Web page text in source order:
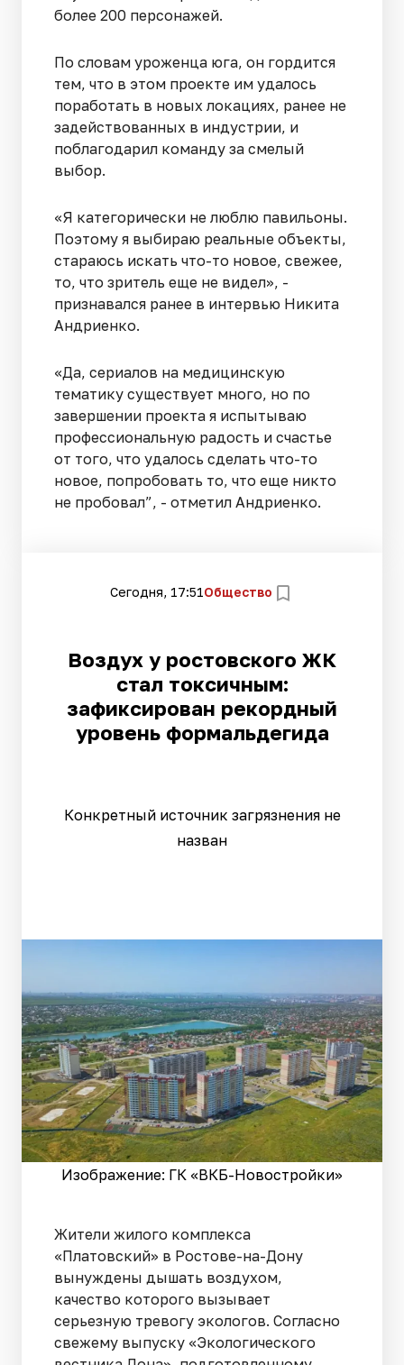
более 200 персонажей.
По словам уроженца юга, он гордится
тем, что в этом проекте им удалось
поработать в новых локациях, ранее не
задействованных в индустрии, и
поблагодарил команду за смелый
выбор.
«Я категорически не люблю павильоны.
Поэтому я выбираю реальные объекты,
стараюсь искать что-то новое, свежее,
то, что зритель еще не видел», -
признавался ранее в интервью Никита
Андриенко.
«Да, сериалов на медицинскую
тематику существует много, но по
завершении проекта я испытываю
профессиональную радость и счастье
от того, что удалось сделать что-то
новое, попробовать то, что еще никто
не пробовал”, - отметил Андриенко.
Сегодня, 17:51Общество
Воздух у ростовского ЖК
стал токсичным:
зафиксирован рекордный
уровень формальдегида
Конкретный источник загрязнения не
назван
Изображение: ГК «ВКБ-Новостройки»
Жители жилого комплекса
«Платовский» в Ростове-на-Дону
вынуждены дышать воздухом,
качество которого вызывает
серьезную тревогу экологов. Согласно
свежему выпуску «Экологического